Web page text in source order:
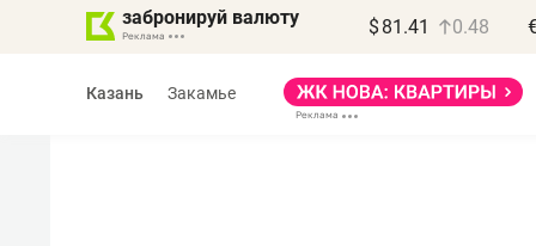
забронируй валюту $ 81.41 0.48
Казань Закамье